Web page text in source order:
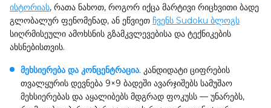
ისტორიას, რათა ნახოთ, როგორ იქცა მარტივი რიცხვითი ბადე
გლობალურ ფენომენად, ან ეწვიეთ ჩვენს Sudoku ბლოგს
სიღრმისეული ამოხსნის გზამკვლევებისა და ტექნიკების
ახსნებისთვის.
მეხსიერება და კონცენტრაცია. კანდიდატი ციფრების
თვალყურის დევნება 9×9 ბადეში ავარჯიშებს სამუშაო
მეხსიერებას და აყალიბებს მდგრად ფოკუსს — უნარებს,